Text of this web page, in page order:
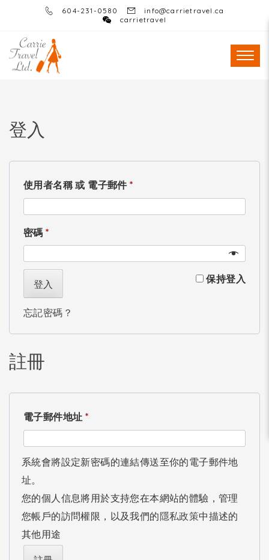
604-231-0580
info@carrietravel.ca
carrietravel
登入
使用者名稱 或 電子郵件*
密碼*
保持登入
登入
忘記密碼？
註冊
電子郵件地址 *
系統會將設定新密碼的連結傳送至你的電子郵件地
址。
您的個人信息將用於支持您在本網站的體驗，管理
您帳戶的訪問權限，以及我們的隱私政策中描述的
其他用途